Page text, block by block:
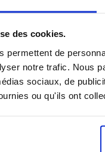
des cookies.
permettent de
notre trafic. Nous
sociaux, de
ou qu'ils ont
?
/ endoscope 3-en-1 étanche
IP67 Inspection Camera/
Doté d'une caméra haute
d'un éclairage auxiliaire LED
de travail
angle de vue de 76 degrés.